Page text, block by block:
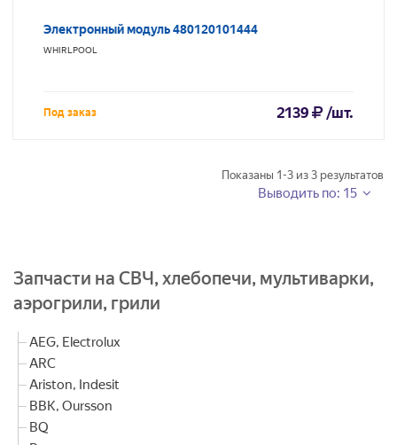
Электронный модуль 480120101444
WHIRLPOOL
Под заказ 2139 /шт.
Показаны 1-3 из 3 результатов
Выводить по: 15
Запчасти на СВЧ, хлебопечи, мультиварки,
аэрогрили, грили
AEG, Electrolux
ARC
Ariston, Indesit
BBK, Oursson
BQ